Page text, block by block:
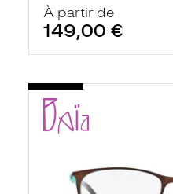
À partir de
149,00 €